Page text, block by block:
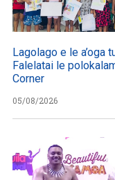
Lagolago e le a’oga
Falelatai le
Corner
05/08/2026